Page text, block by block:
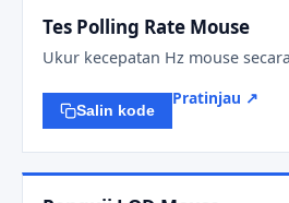
Tes Polling Rate Mouse
Ukur kecepatan Hz mouse
Salin kode
Pratinjau ↗